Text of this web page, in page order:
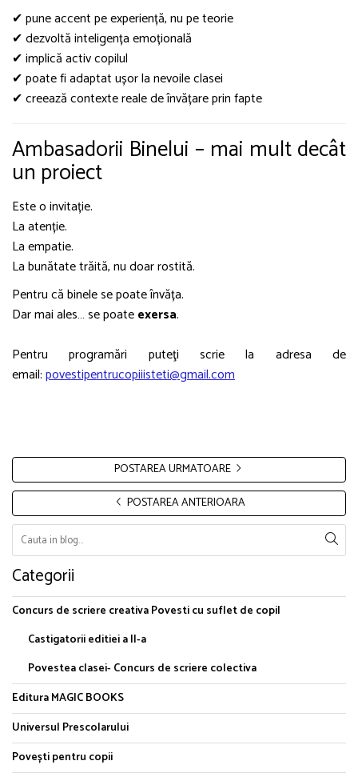
✔ pune accent pe experiență, nu pe teorie
✔ dezvoltă inteligența emoțională
✔ implică activ copilul
✔ poate fi adaptat ușor la nevoile clasei
✔ creează contexte reale de învățare prin fapte
Ambasadorii Binelui – mai mult decât
un proiect
Este o invitație.
La atenție.
La empatie.
La bunătate trăită, nu doar rostită.
Pentru că binele se poate învăța.
Dar mai ales… se poateexersa.
Pentru programări puteţi scrie la adresa de
email:povestipentrucopiiisteti@gmail.com
POSTAREA URMATOARE
POSTAREA ANTERIOARA
Categorii
Concurs de scriere creativa Povesti cu suflet de copil
Castigatorii editiei a II-a
Povestea clasei- Concurs de scriere colectiva
Editura MAGIC BOOKS
Universul Prescolarului
Povești pentru copii